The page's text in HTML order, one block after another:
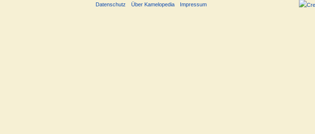
Datenschutz Über Kamelopedia Impressum